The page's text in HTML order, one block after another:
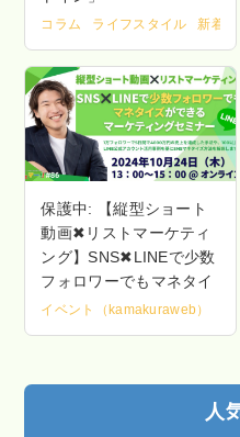
コラム ライフスタイル 新着情
保護中: 【縦型ショート
動画✖︎リストマーケティ
ング】SNS✖︎LINEで少数
フォロワーでもマネタイ
ズができるマーケティン
イベント（kamakuraweb）
人